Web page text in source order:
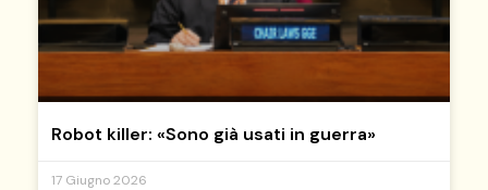
Robot killer: «Sono già usati in guerra»
17 Giugno 2026